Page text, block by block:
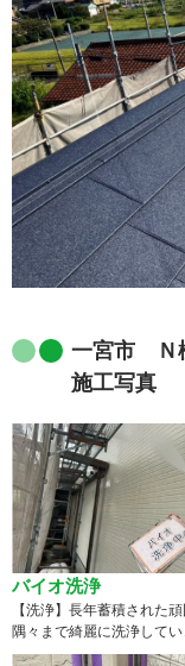
一宮市 Ｎ
施工写真
バイオ洗浄
【洗浄】長年蓄積された
隅々まで綺麗に洗浄してい